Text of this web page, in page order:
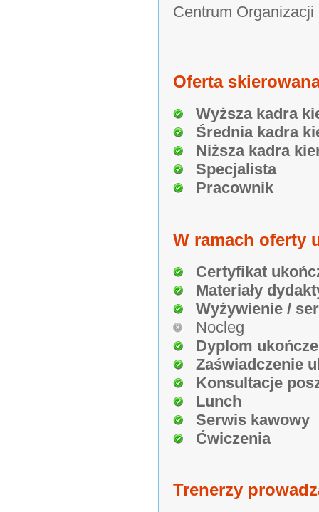
Centrum
Oferta
Wyższa kadra
Średnia kadra
Niższa kadra
Specjalista
Pracownik
W ramach oferty
Certyfikat
Materiały
Wyżywienie /
Nocleg
Dyplom
Zaświadczenie
Konsultacje
Lunch
Serwis kawowy
Ćwiczenia
Trenerzy